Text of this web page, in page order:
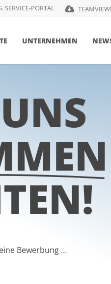
SERVICE-PORTAL
UNTERNEHMEN
Bewerbung …